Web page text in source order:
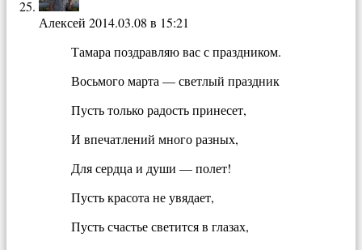
Алексей 2014.03.08 в 15:21
Тамара поздравляю вас с праздником.
Восьмого марта — светлый праздник
Пусть только радость принесет,
И впечатлений много разных,
Для сердца и души — полет!
Пусть красота не увядает,
Пусть счастье светится в глазах,